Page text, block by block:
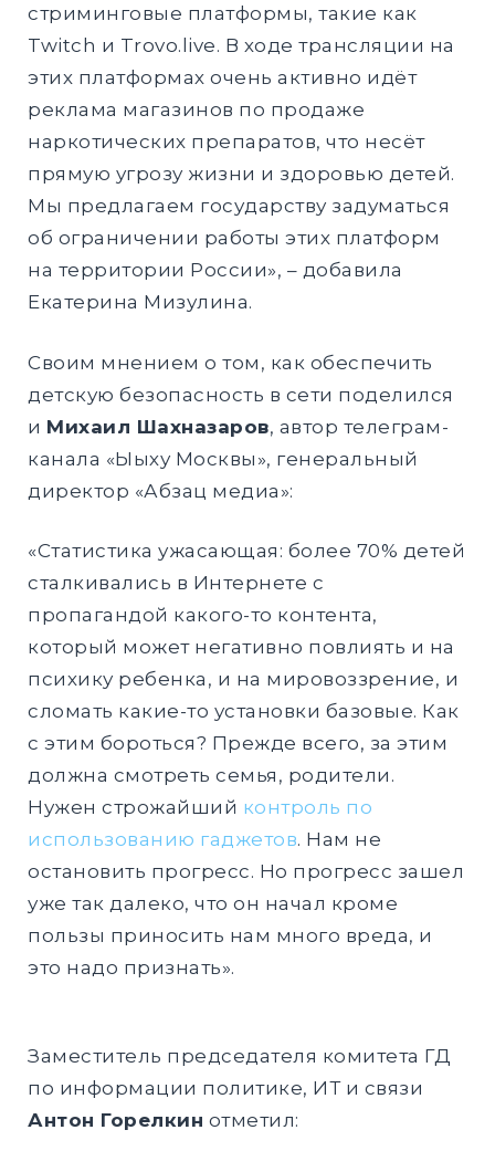
стриминговые платформы, такие как
Twitch и Trovo.live. В ходе трансляции на
этих платформах очень активно идёт
реклама магазинов по продаже
наркотических препаратов, что несёт
прямую угрозу жизни и здоровью детей.
Мы предлагаем государству задуматься
об ограничении работы этих платформ
на территории России», – добавила
Екатерина Мизулина.
Своим мнением о том, как обеспечить
детскую безопасность в сети поделился
и Михаил Шахназаров, автор телеграм-
канала «Ыыху Москвы», генеральный
директор «Абзац медиа»:
«Статистика ужасающая: более 70% детей
сталкивались в Интернете с
пропагандой какого-то контента,
который может негативно повлиять и на
психику ребенка, и на мировоззрение, и
сломать какие-то установки базовые. Как
с этим бороться? Прежде всего, за этим
должна смотреть семья, родители.
Нужен строжайший контроль по
использованию гаджетов. Нам не
остановить прогресс. Но прогресс зашел
уже так далеко, что он начал кроме
пользы приносить нам много вреда, и
это надо признать».
Заместитель председателя комитета ГД
по информации политике, ИТ и связи
Антон Горелкин отметил: